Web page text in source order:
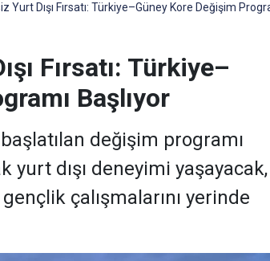
Yurt Dışı Fırsatı: Türkiye–Güney Kore Değişim
Fırsatı: Türkiye–
Başlıyor
değişim programı
dışı deneyimi yaşayacak,
çalışmalarını yerinde